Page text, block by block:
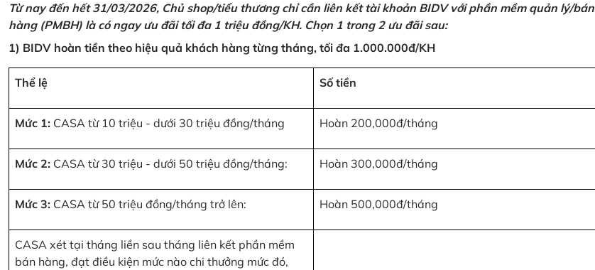
Từ nay đến hết 31/03/2026, Chủ shop/tiểu thương chỉ cần liên kết tài khoản BIDV với phần mềm quản lý/bán
hàng (PMBH) là có ngay ưu đãi tối đa 1 triệu đồng/KH. Chọn 1 trong 2 ưu đãi sau:
1) BIDV hoàn tiền theo hiệu quả khách hàng từng tháng, tối đa 1.000.000đ/KH
Thể lệ Số tiền
Mức 1: CASA từ 10 triệu - dưới 30 triệu đồng/tháng Hoàn 200,000đ/tháng
Mức 2: CASA từ 30 triệu - dưới 50 triệu đồng/tháng: Hoàn 300,000đ/tháng
Mức 3: CASA từ 50 triệu đồng/tháng trở lên: Hoàn 500,000đ/tháng
CASA xét tại tháng liền sau tháng liên kết phần mềm
bán hàng, đạt điều kiện mức nào chi thưởng mức đó,